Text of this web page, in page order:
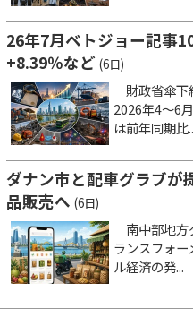
26年7月ベトジョー記事
+8.39％など (6日)
財政省傘下
2026年4～6
は前年同期比
ダナン市と配車グラブが
品販売へ (6日)
南中部地方
ランスフォ
ル経済の発...